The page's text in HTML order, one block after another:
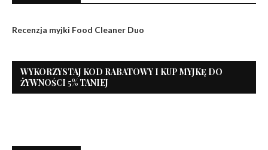
Recenzja myjki Food Cleaner Duo
WYKORZYSTAJ KOD RABATOWY I KUP MYJKĘ DO
ŻYWNOŚCI 5% TANIEJ